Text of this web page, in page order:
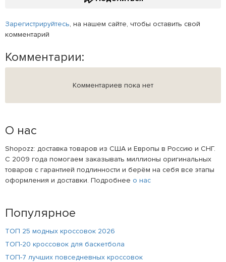
Зарегистрируйтесь, на нашем сайте, чтобы оставить свой
комментарий
Комментарии:
Комментариев пока нет
О нас
Shopozz: доставка товаров из США и Европы в Россию и СНГ.
С 2009 года помогаем заказывать миллионы оригинальных
товаров с гарантией подлинности и берём на себя все этапы
оформления и доставки. Подробнее о нас
Популярное
ТОП 25 модных кроссовок 2026
ТОП-20 кроссовок для баскетбола
ТОП-7 лучших повседневных кроссовок